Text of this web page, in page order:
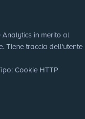
in merito al
Tiene traccia dell'utente
: Cookie HTTP